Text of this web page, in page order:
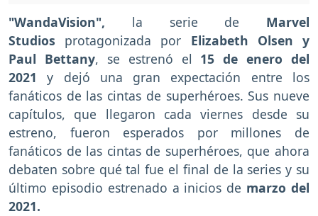
"WandaVision", la serie de Marvel
Studios protagonizada por Elizabeth Olsen y
Paul Bettany, se estrenó el 15 de enero del
2021 y dejó una gran expectación entre los
fanáticos de las cintas de superhéroes. Sus nueve
capítulos, que llegaron cada viernes desde su
estreno, fueron esperados por millones de
fanáticos de las cintas de superhéroes, que ahora
debaten sobre qué tal fue el final de la series y su
último episodio estrenado a inicios de marzo del
2021.